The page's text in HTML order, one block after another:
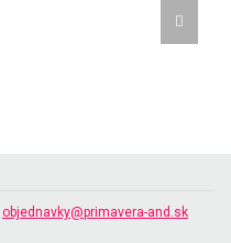
objednavky@primavera-and.sk